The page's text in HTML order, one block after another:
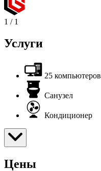
1 / 1
Услуги
25 компьютеров
Санузел
Кондиционер
Цены